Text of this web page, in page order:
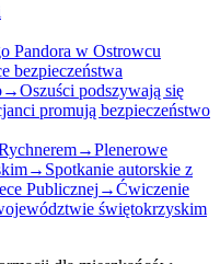
Pandora w Ostrowcu
bezpieczeństwa
→Oszuści podszywają się
promują bezpieczeństwo
→Plenerowe
→ Spotkanie autorskie z
Publicznej →Ćwiczenie
świętokrzyskim